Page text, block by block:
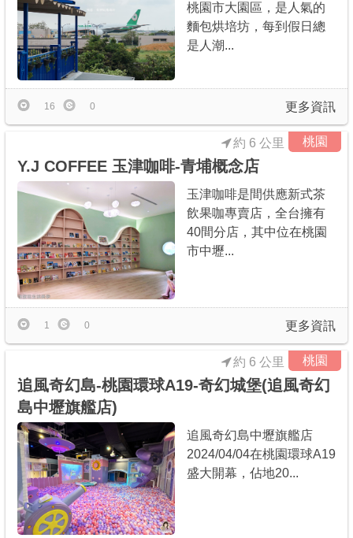
桃園市大園區，是人氣的
麵包烘培坊，每到假日總
是人潮...
更多資訊
16 0
桃園
Y.J COFFEE 玉津咖啡-青埔概念店
約 6 公里
玉津咖啡是間供應新式茶
飲果咖專賣店，全台擁有
40間分店，其中位在桃園
市中壢...
更多資訊
1 0
桃園
追風奇幻島-桃園環球A19-奇幻城堡(追風奇幻
島中壢旗艦店)
約 6 公里
追風奇幻島中壢旗艦店
2024/04/04在桃園環球A19
盛大開幕，佔地20...